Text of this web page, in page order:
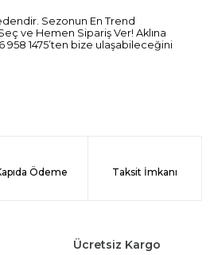
Sezonun En Trend
ve Hemen Sipariş Ver! Aklına
958 1475’ten bize ulaşabileceğini
Ödeme Taksit İmkanı
Ücretsiz Kargo